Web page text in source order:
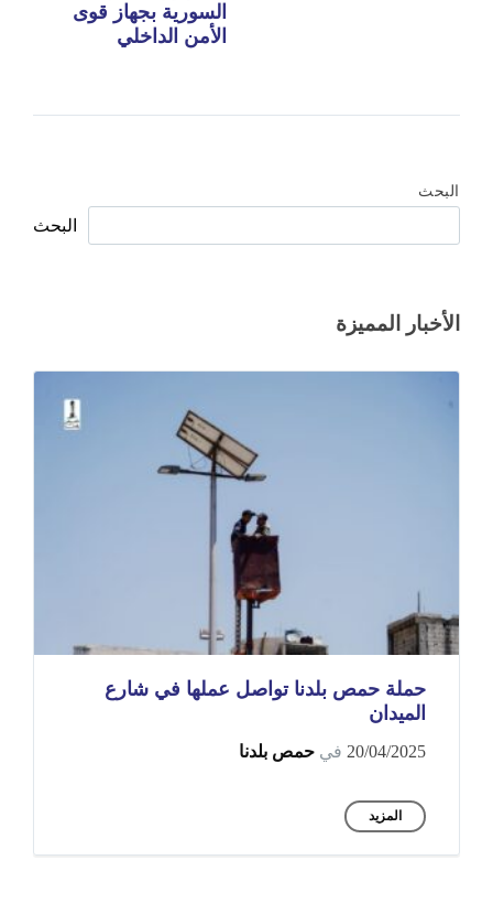
السورية بجهاز قوى
الأمن الداخلي
البحث
البحث
الأخبار المميزة
حملة حمص بلدنا تواصل عملها في شارع
الميدان
20/04/2025 في حمص بلدنا
المزيد